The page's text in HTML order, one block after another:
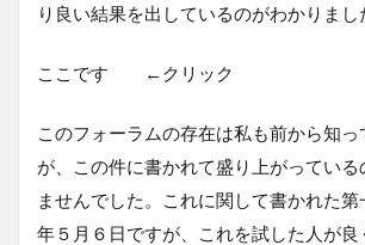
り良い結果を出しているのがわかりまし
ここです ←クリック
このフォーラムの存在は私も前から知っ
が、この件に書かれて盛り上がっている
ませんでした。これに関して書かれた第
年５月６日ですが、これを試した人が良